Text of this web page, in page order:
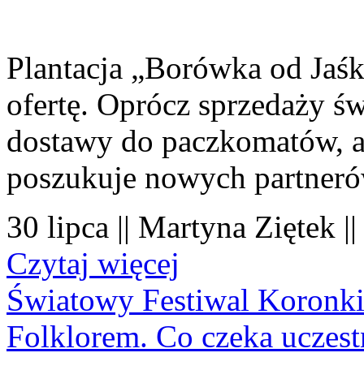
Plantacja „Borówka od
ofertę. Oprócz sprzedaży
dostawy do paczkomatów,
poszukuje nowych
30 lipca || Martyna Ziętek
Czytaj więcej
Światowy Festiwal
Folklorem. Co czeka